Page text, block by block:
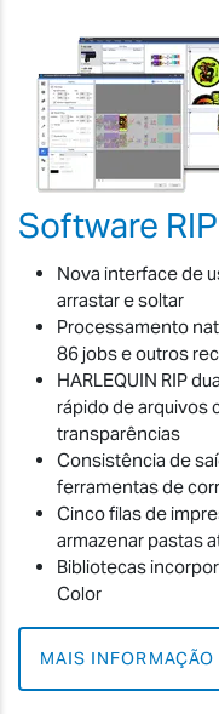
Software
Nova interface de
arrastar e soltar
Processamento
86 jobs e outros
HARLEQUIN RIP
rápido de arquivos
transparências
Consistência de
ferramentas de
Cinco filas de
armazenar pastas
Bibliotecas
Color
MAIS INFORMAÇÃO